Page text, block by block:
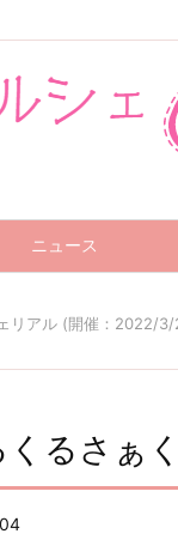
ニュース
ェリアル (開催：
くるさぁ